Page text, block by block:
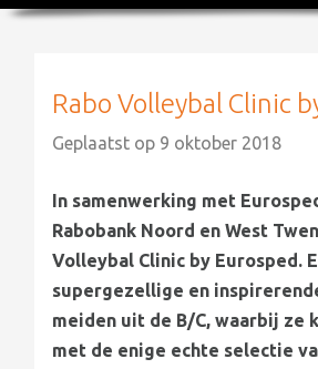
Rabo Volleybal Clinic
Geplaatst op 9 oktober 2018
In samenwerking met
Rabobank Noord en West
Volleybal Clinic by Eurosped.
supergezellige en
meiden uit de B/C, waarbij ze
met de enige echte selectie